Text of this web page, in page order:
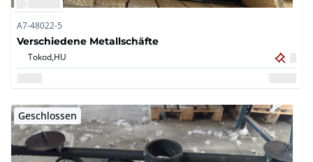
A7-48022-5
Verschiedene Metallschäfte
Tokod,HU
Geschlossen